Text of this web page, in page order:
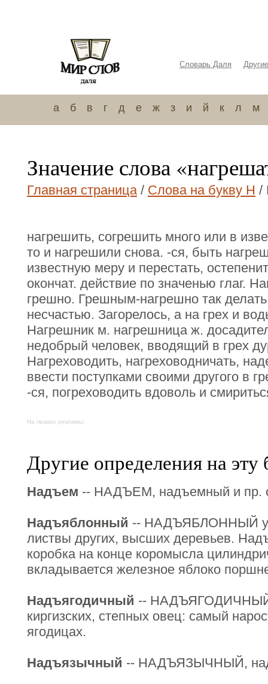
Словарь Даля
а б в г д е ж з и й к л м
Значение слова
Главная страница/ Слова на букву Н /
нагрешить, согрешить много или в
то и нагрешили снова. -ся, быть
известную меру и перестать,
окончат. действие по значенью глаг.
грешно. Грешным-нагрешно так
несчастью. Загорелось, а на грех и
Нагрешник м. нагрешница ж.
недобрый человек, вводящий в грех
Нагреховодить, нагреховодничать,
ввести поступками своими другого в
-ся, погреховодить вдоволь и
На правах рекламы:
Другие определения на эту
Надъем -- НАДЪЕМ, надъемный и пр.
Надъяблонный -- НАДЪЯБЛОННЫЙ
листвы других, высших деревьев.
коробка на конце коромысла
вкладывается железное яблоко
Надъягодичный -- НАДЪЯГОДИЧНЫЙ
киргизских, степных овец: самый
ягодицах.
Надъязычный -- НАДЪЯЗЫЧНЫЙ,